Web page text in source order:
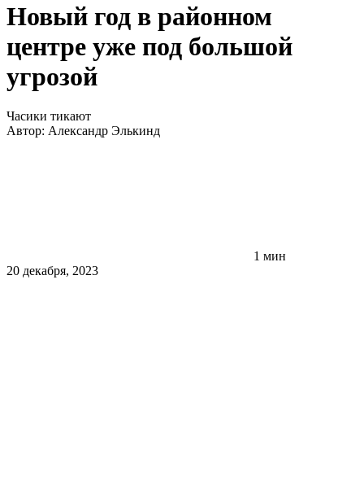
Новый год в районном
центре уже под большой
угрозой
Часики тикают
Автор: Александр Элькинд
1 мин
20 декабря, 2023